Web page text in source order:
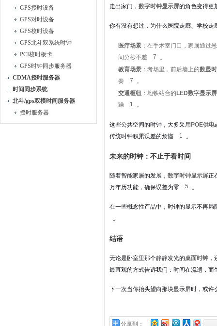
GPS授时设备
GPS对时设备
GPS校时设备
GPS北斗双系统时钟
PCI校时板卡
GPS时钟同步服务器
CDMA授时服务器
时间同步系统
北斗/gps双模时间服务器
授时服务器
走出家门， 数字时钟显示屏的角色变得更
你有没有想过，为什么医院走廊、学校
医疗场景 ：在手术室门口，家属通过
间分秒不差
7
。
教育场景 ：考场里，前后墙上的数显
奏
7
。
交通枢纽 ：地铁站台的 LED数字显示屏
躁
1 。
这些公共空间的时钟，大多采用POE供电
传统时钟积累误差的烦恼
1 。
未来的时钟：不止于看时间
随着智能家居的发展， 数字时钟显示屏正
万年历功能，确保误差为零
5 。
在一些概念性产品中，时钟的显示不再局
。
结语
无论是卧室里那个静静发光的桌面时钟
最直观的方式告诉我们：时间在流逝，
下一次当你抬头望向那块显示屏时，或
分享到：